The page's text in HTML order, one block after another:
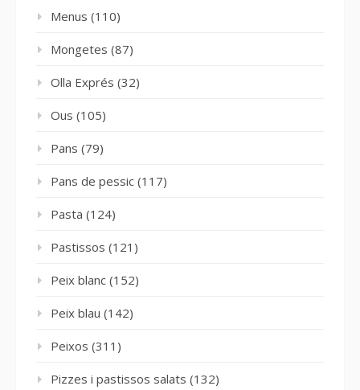
Menus (110)
Mongetes (87)
Olla Exprés (32)
Ous (105)
Pans (79)
Pans de pessic (117)
Pasta (124)
Pastissos (121)
Peix blanc (152)
Peix blau (142)
Peixos (311)
Pizzes i pastissos salats (132)